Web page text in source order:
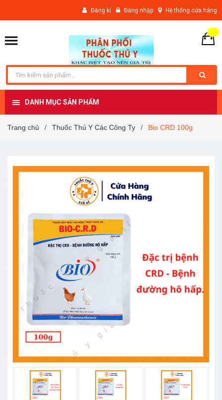
Đăng kí Đăng nhập Hệ thống cửa hàng
DANH MỤC SẢN PHẨM
Trang chủ / Thuốc Thú Y Các Công Ty / Bio CRD 100g